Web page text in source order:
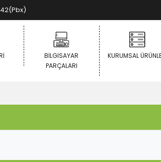
BILGISAYAR
PARÇALARI
KURUMSAL